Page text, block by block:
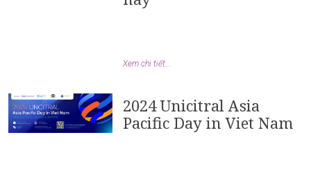
Xem chi tiết...
2024 Unicitral Asia
Pacific Day in Viet Nam